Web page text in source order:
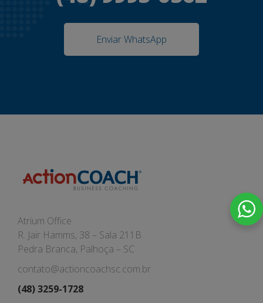
Enviar WhatsApp
Atrium Office
R. Jair Hamms, 38 – Sala 211B
Pedra Branca, Palhoça – SC
contato@actioncoachsc.com.br
(48) 3259-1728